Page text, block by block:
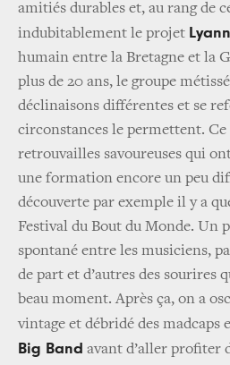
amitiés durables et, au rang de
indubitablement le projet
humain entre la Bretagne et la
plus de 20 ans, le groupe
déclinaisons différentes et se
circonstances le permettent. Ce
retrouvailles savoureuses qui
une formation encore un peu
découverte par exemple il y a
Festival du Bout du Monde. Un
spontané entre les musiciens,
de part et d’autres des sourires
beau moment. Après ça, on a
vintage et débridé des madcaps
Big Band avant d’aller profiter